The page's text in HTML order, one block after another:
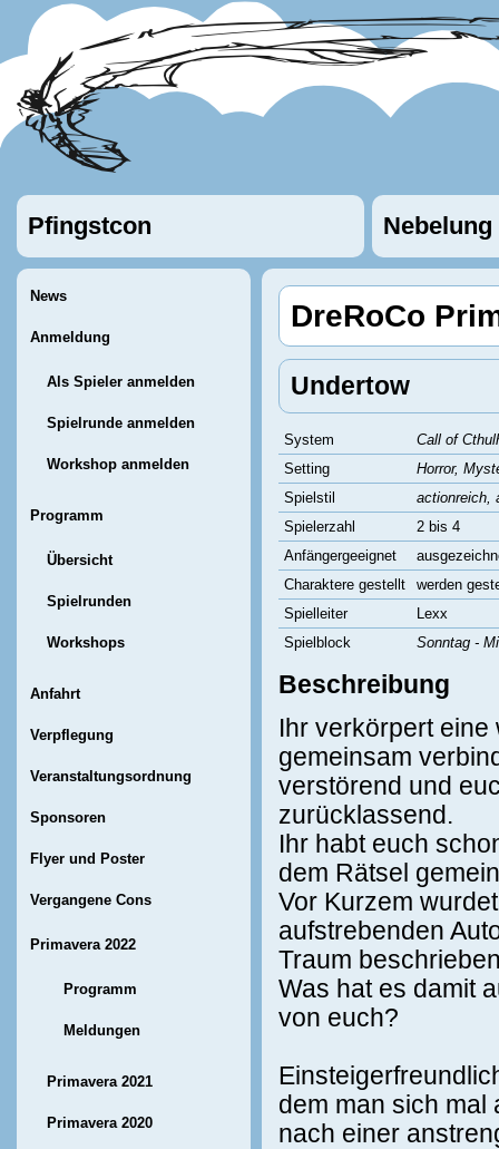
Pfingstcon Nebelung
News
Anmeldung
Als Spieler anmelden
Spielrunde anmelden
Workshop anmelden
Programm
Übersicht
Spielrunden
Workshops
Anfahrt
Verpflegung
Veranstaltungsordnung
Sponsoren
Flyer und Poster
Vergangene Cons
Primavera 2022
Programm
Meldungen
Primavera 2021
Primavera 2020
DreRoCo
Undertow
System
Call of
Setting
Horror,
Spielstil
actionreich,
Spielerzahl
2 bis 4
Anfängergeeignet
Charaktere gestellt
werden
Spielleiter
Lexx
Spielblock
Sonntag -
Beschreibung
Ihr verkörpert
gemeinsam
verstörend und
zurücklassend.
Ihr habt euch
dem Rätsel
Vor Kurzem
aufstrebenden
Traum
Was hat es damit
von euch?
dem man sich mal
nach einer